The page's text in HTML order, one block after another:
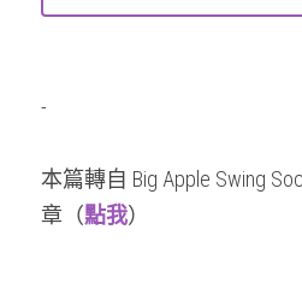
-
本篇轉自 Big Apple Swing
章（點我）